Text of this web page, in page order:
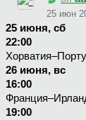
25 июн
25 июня, сб
22:00
26 июня, вс
16:00
19:00